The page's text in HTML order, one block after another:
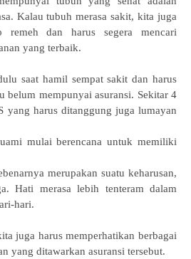
Kalau tubuh merasa sakit, kita juga
remeh dan harus segera mencari
yang terbaik.
saat hamil sempat sakit dan harus
belum mempunyai asuransi. Sekitar 4
yang harus ditanggung juga lumayan
mulai berencana untuk memiliki
merupakan suatu keharusan,
Hati merasa lebih tenteram dalam
hari.
juga harus memperhatikan berbagai
yang ditawarkan asuransi tersebut.